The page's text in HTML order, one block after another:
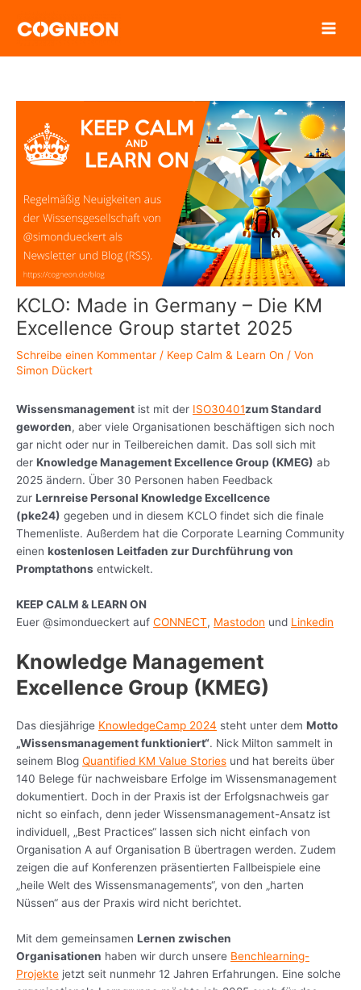
Inhalt
KCLO: Made in Germany – Die KM
Excellence Group startet 2025
Schreibe einen Kommentar / Keep Calm & Learn On / Von
Simon Dückert
Wissensmanagement ist mit der ISO30401zum Standard
geworden, aber viele Organisationen beschäftigen sich noch
gar nicht oder nur in Teilbereichen damit. Das soll sich mit
der Knowledge Management Excellence Group (KMEG) ab
2025 ändern. Über 30 Personen haben Feedback
zur Lernreise Personal Knowledge Excellcence
(pke24) gegeben und in diesem KCLO findet sich die finale
Themenliste. Außerdem hat die Corporate Learning Community
einen kostenlosen Leitfaden zur Durchführung von
Promptathons entwickelt.
KEEP CALM & LEARN ON
Euer @simondueckert auf CONNECT, Mastodon und Linkedin
Knowledge Management
Excellence Group (KMEG)
Das diesjährige KnowledgeCamp 2024 steht unter dem Motto
„Wissensmanagement funktioniert“. Nick Milton sammelt in
seinem Blog Quantified KM Value Stories und hat bereits über
140 Belege für nachweisbare Erfolge im Wissensmanagement
dokumentiert. Doch in der Praxis ist der Erfolgsnachweis gar
nicht so einfach, denn jeder Wissensmanagement-Ansatz ist
individuell, „Best Practices“ lassen sich nicht einfach von
Organisation A auf Organisation B übertragen werden. Zudem
zeigen die auf Konferenzen präsentierten Fallbeispiele eine
„heile Welt des Wissensmanagements“, von den „harten
Nüssen“ aus der Praxis wird nicht berichtet.
Mit dem gemeinsamen Lernen zwischen
Organisationen haben wir durch unsere Benchlearning-
Projekte jetzt seit nunmehr 12 Jahren Erfahrungen. Eine solche